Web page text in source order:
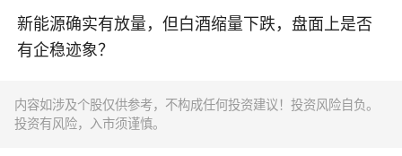
新能源确实有放量，但白酒缩量下跌，盘面上是否
有企稳迹象？
内容如涉及个股仅供参考，不构成任何投资建议！投资风险自负。
投资有风险，入市须谨慎。